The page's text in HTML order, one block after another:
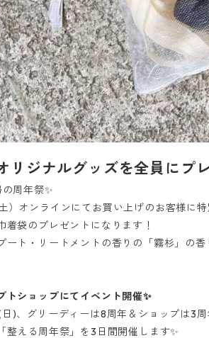
リジナルグッズを全員にプ
周年祭✨
）オンラインにてお買い上げのお客様に
着袋のプレゼントになります！
ート・リートメントの香りの「霧杉」の
トショップにてイベント開催✨
)、グリーディーは8周年＆ショップは3周
整える周年祭」を3日間開催します✨